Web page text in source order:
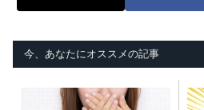
今、あなたにオススメの記事